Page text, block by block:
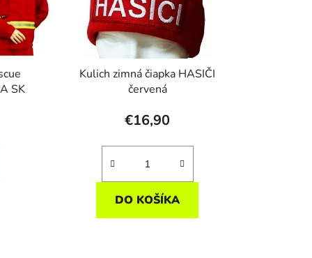
SK
Kulich zimná čiapka HASIČI
červená
€16,90
DO KOŠÍKA